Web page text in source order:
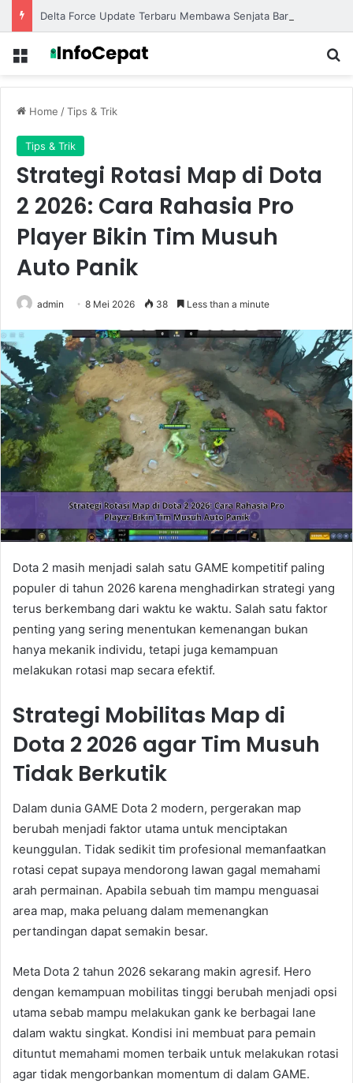
Menu
Home /Tips & Trik
Tips & Trik
Strategi Rotasi Map di Dota
2 2026: Cara Rahasia Pro
Player Bikin Tim Musuh
Auto Panik
admin 8 Mei 2026 38 Less than a minute
Dota 2 masih menjadi salah satu GAME kompetitif paling
populer di tahun 2026 karena menghadirkan strategi yang
terus berkembang dari waktu ke waktu. Salah satu faktor
penting yang sering menentukan kemenangan bukan
hanya mekanik individu, tetapi juga kemampuan
melakukan rotasi map secara efektif.
Strategi Mobilitas Map di
Dota 2 2026 agar Tim Musuh
Tidak Berkutik
Dalam dunia GAME Dota 2 modern, pergerakan map
berubah menjadi faktor utama untuk menciptakan
keunggulan. Tidak sedikit tim profesional memanfaatkan
rotasi cepat supaya mendorong lawan gagal memahami
arah permainan. Apabila sebuah tim mampu menguasai
area map, maka peluang dalam memenangkan
pertandingan dapat semakin besar.
Meta Dota 2 tahun 2026 sekarang makin agresif. Hero
dengan kemampuan mobilitas tinggi berubah menjadi opsi
utama sebab mampu melakukan gank ke berbagai lane
dalam waktu singkat. Kondisi ini membuat para pemain
dituntut memahami momen terbaik untuk melakukan rotasi
agar tidak mengorbankan momentum di dalam GAME.